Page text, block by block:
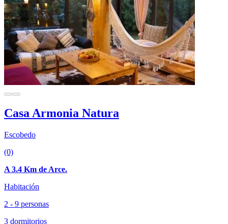
Casa Armonia Natura
Escobedo
(0)
A 3.4 Km de Arce.
Habitación
2 - 9 personas
3 dormitorios